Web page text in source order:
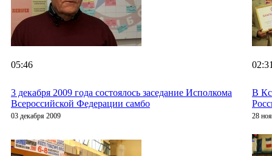
05:46
3 декабря 2009 года состоялось заседание Исполкома
Всероссийской Федерации самбо
03 декабря 2009
В
28